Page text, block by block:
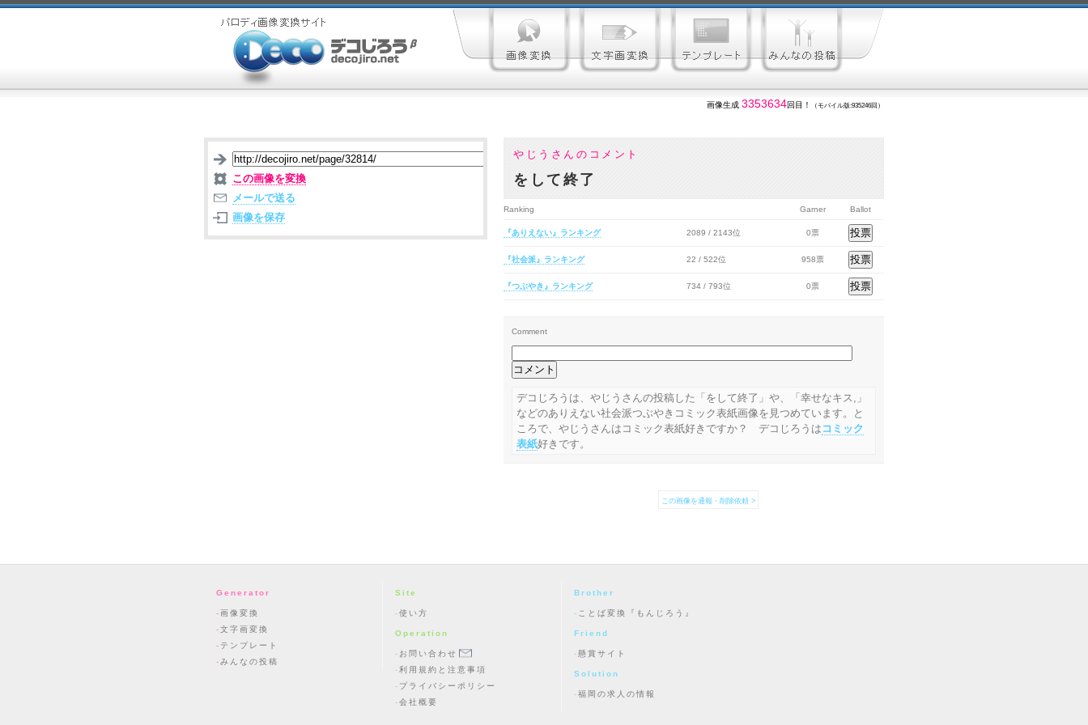
画像生成 3353634回目！ （モバイル版:935246回）
やじうさんのコメント
をして終了
この画像を変換
メールで送る
画像を保存
Ranking Garner Ballot
『ありえない』ランキング 2089 / 2143位 0票
『社会派』ランキング 22 / 522位 958票
『つぶやき』ランキング 734 / 793位 0票
Comment
デコじろうは、やじうさんの投稿した「をして終了」や、「幸せなキス,」
などのありえない社会派つぶやきコミック表紙画像を見つめています。と
ころで、やじうさんはコミック表紙好きですか？ デコじろうは コミック
表紙好きです。
この画像を通報・削除依頼 >
Generator
画像変換
文字画変換
テンプレート
みんなの投稿
Site
使い方
Operation
お問い合わせ
利用規約と注意事項
プライバシーポリシー
会社概要
Brother
ことば変換『もんじろう』
Friend
懸賞サイト
Solution
福岡の求人の情報